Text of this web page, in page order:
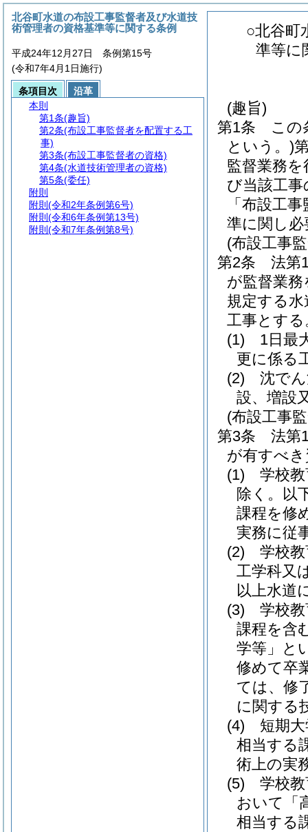
○北谷町
準等に
(趣旨)
第1条
この
という。)
監督業務
び当該工
「布設工
準に関し
(布設工事
第2条
法第
が監督業
規定する
工事とする
(1)
1日最
更に係る
(2)
沈で
設、増設
(布設工事
第3条
法第
が有すべ
(1)
学校
除く。以
課程を修
実務に従
(2)
学校
工学科又
以上水道
(3)
学校
課程を含
学等」と
修めて卒
ては、修
に関する
(4)
短期
相当する
術上の実
(5)
学校
おいて「
相当する
北谷町水道の布設工事監督者及び水道技
術管理者の資格基準等に関する条例
平成24年12月27日 条例第15号
(令和7年4月1日施行)
条項目次
沿革
本則
第1条(趣旨)
第2条(布設工事監督者を配置する工
事)
第3条(布設工事監督者の資格)
第4条(水道技術管理者の資格)
第5条(委任)
附則
附則 (令和2年条例第6号)
附則 (令和6年条例第13号)
附則 (令和7年条例第8号)